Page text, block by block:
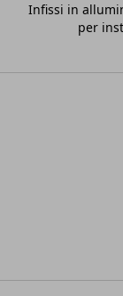
Infissi in
per